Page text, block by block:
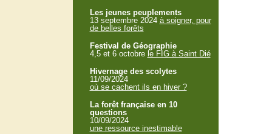
Les jeunes peuplements
13 septembre 2024 à soigner, pour
de belles forêts
Festival de Géographie
4,5 et 6 octobre le FIG à Saint Dié
Hivernage des scolytes
11/09/2024
où se cachent ils en hiver ?
La forêt française en 10
questions
10/09/2024
une ressource inestimable